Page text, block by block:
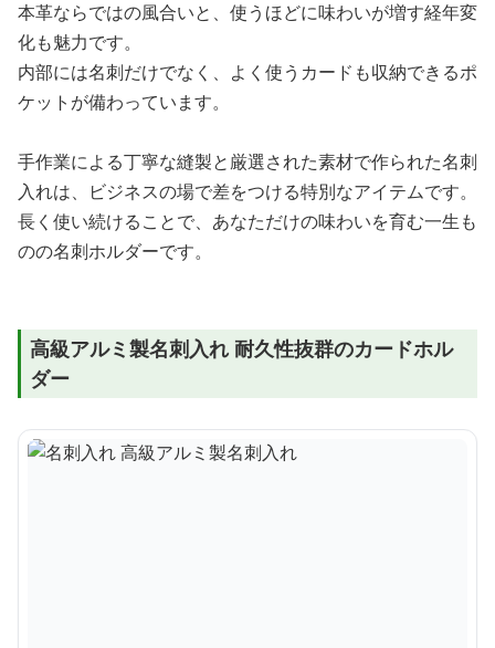
本革ならではの風合いと、使うほどに味わいが増す経年変
化も魅力です。
内部には名刺だけでなく、よく使うカードも収納できるポ
ケットが備わっています。
手作業による丁寧な縫製と厳選された素材で作られた名刺
入れは、ビジネスの場で差をつける特別なアイテムです。
長く使い続けることで、あなただけの味わいを育む一生も
のの名刺ホルダーです。
高級アルミ製名刺入れ 耐久性抜群のカードホル
ダー